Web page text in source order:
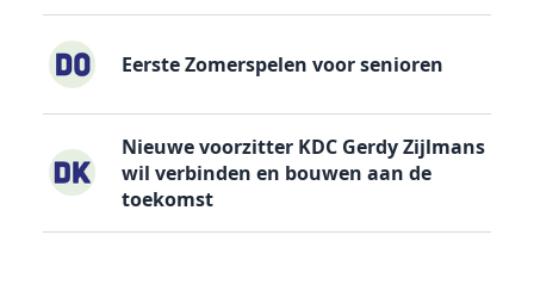
Eerste Zomerspelen voor senioren
Nieuwe voorzitter KDC Gerdy Zijlmans
wil verbinden en bouwen aan de
toekomst